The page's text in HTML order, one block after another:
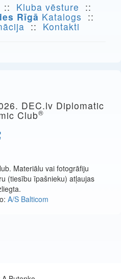
:: Kluba vēsture ::
Rīgā Katalogs ::
:: Kontakti
DEC.lv Diplomatic
Club®
Materiālu vai fotogrāfiju
(tiesību īpašnieku) atļaujas
A/S Balticom